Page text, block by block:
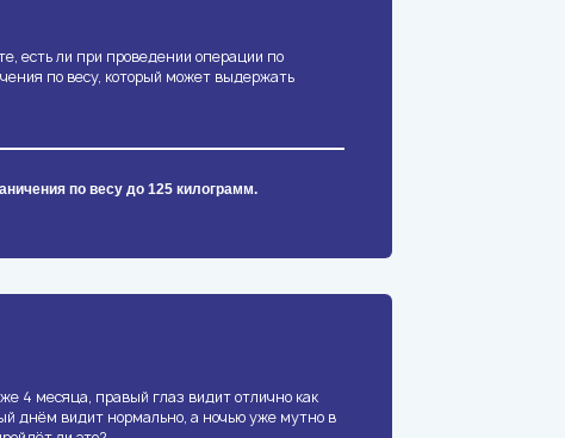
есть ли при проведении операции по
по весу, который может выдержать
по весу до 125 килограмм.
4 месяца, правый глаз видит отлично как
днём видит нормально, а ночью уже мутно в